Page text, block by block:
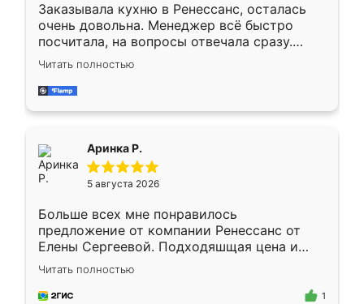
Заказывала кухню в Ренессанс, осталась
очень довольна. Менеджер всё быстро
посчитала, на вопросы отвечала сразу.
Замерщик приехал в субботу, подошёл к
делу со всей ответственностью. Собрали
за день, ребята работали аккуратно, даже
Читать полностью
Аринка Р.
5 августа 2026
Больше всех мне понравилось
предложение от компании Ренессанс от
Елены Сергеевой. Подходяшщая цена и
короткие сроки изготовления. Приехавший
для замера сотрудник Владислав
предложил по моему эскизу самый
Читать полностью
1